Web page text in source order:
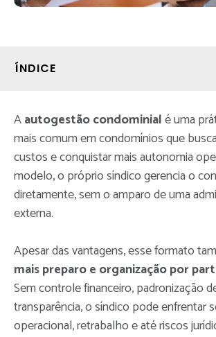
ÍNDICE
Aautogestão condominialé uma
mais comum em condomínios que
custos e conquistar mais autonomia
modelo, o próprio síndico gerencia o
diretamente, sem o amparo de uma
externa.
Apesar das vantagens, esse formato
mais preparo e organização por
Sem controle financeiro, padronização
transparência, o síndico pode enfrentar
operacional, retrabalho e até riscos